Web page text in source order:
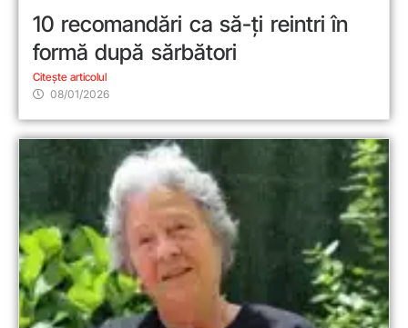
10 recomandări ca să-ți reintri în
formă după sărbători
Citește articolul
08/01/2026